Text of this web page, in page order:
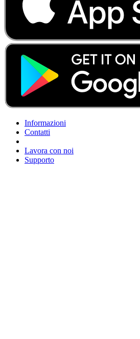
Informazioni
Contatti
Lavora con noi
Supporto